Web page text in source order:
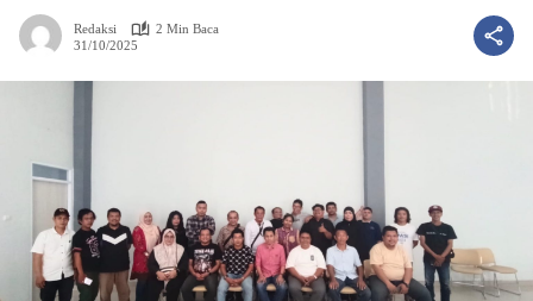
Redaksi
2 Min Baca
31/10/2025